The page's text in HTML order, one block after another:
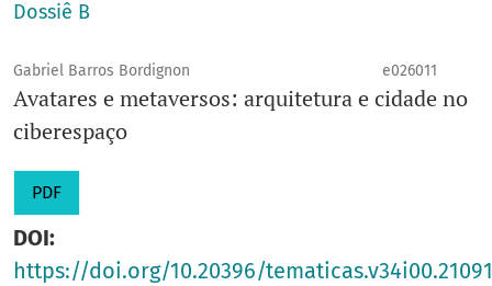
Dossiê B
Gabriel Barros Bordignon e026011
Avatares e metaversos: arquitetura e cidade no
ciberespaço
PDF
DOI:
https://doi.org/10.20396/tematicas.v34i00.21091